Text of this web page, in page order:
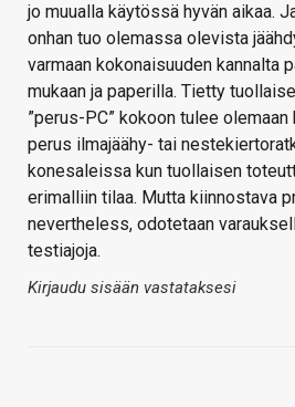
jo muualla käytössä hyvän aikaa.
onhan tuo olemassa olevista
varmaan kokonaisuuden kannalta
mukaan ja paperilla. Tietty
”perus-PC” kokoon tulee
perus ilmajäähy- tai
konesaleissa kun tuollaisen
erimalliin tilaa. Mutta kiinnostava
nevertheless, odotetaan
testiajoja.
Kirjaudu sisään vastataksesi